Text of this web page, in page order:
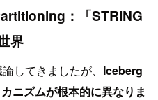
：「STRING
界
してきましたが、 Iceberg
ニズムが根本的に異なりま